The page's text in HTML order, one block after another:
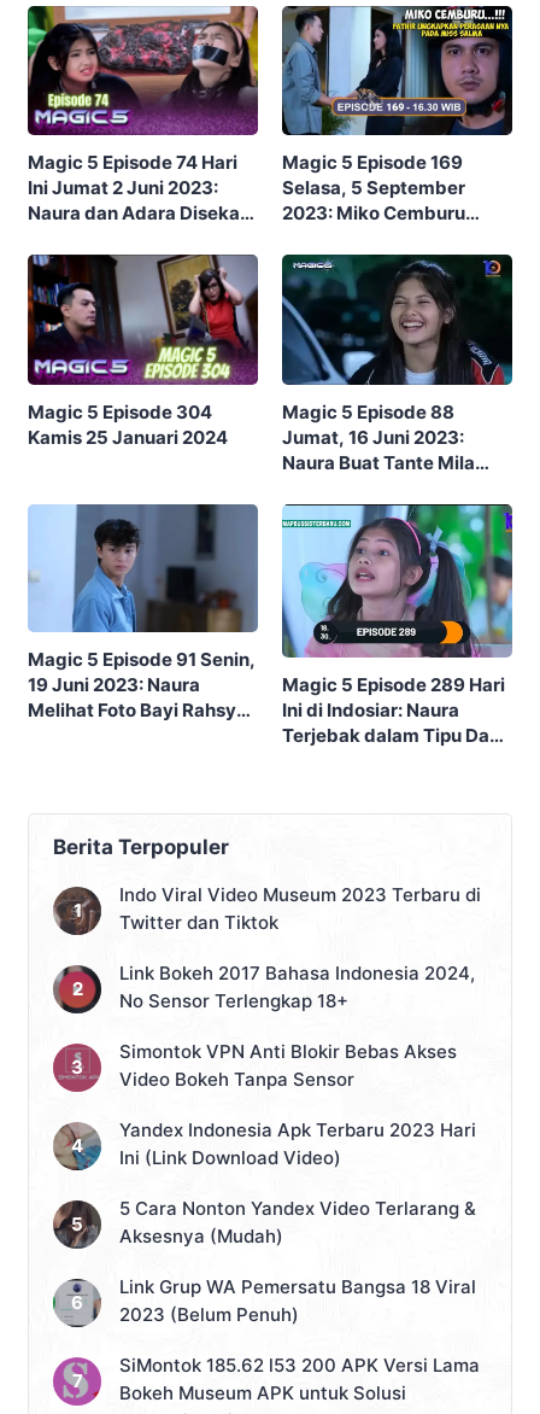
Magic 5 Episode 74 Hari
Ini Jumat 2 Juni 2023:
Naura dan Adara Disekap
Magic 5 Episode 169
Selasa, 5 September
2023: Miko Cemburu
Perasaan nya Pada Miss
Salma
Magic 5 Episode 304
Kamis 25 Januari 2024
Magic 5 Episode 88
Jumat, 16 Juni 2023:
Naura Buat Tante Mila
Magic 5 Episode 91 Senin,
19 Juni 2023: Naura
Melihat Foto Bayi Rahsya
Magic 5 Episode 289 Hari
Ini di Indosiar: Naura
Terjebak dalam Tipu Daya
Berita Terpopuler
Indo Viral Video Museum 2023 Terbaru di
Twitter dan Tiktok
Link Bokeh 2017 Bahasa Indonesia 2024,
No Sensor Terlengkap 18+
Simontok VPN Anti Blokir Bebas Akses
Video Bokeh Tanpa Sensor
Yandex Indonesia Apk Terbaru 2023 Hari
Ini (Link Download Video)
5 Cara Nonton Yandex Video Terlarang &
Aksesnya (Mudah)
Link Grup WA Pemersatu Bangsa 18 Viral
2023 (Belum Penuh)
SiMontok 185.62 l53 200 APK Versi Lama
Bokeh Museum APK untuk Solusi